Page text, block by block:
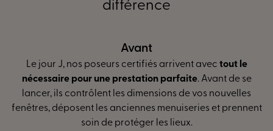
différence
Pendant
L’installation peut débuter ! Contrôle de l’ouvrage,
réglage des ouvrants... Nos poseurs spécialistes du sur-
mesure vous assurent des finitions irréprochables pour
une isolation optimaleet de plus grandes économies
d’énergie.